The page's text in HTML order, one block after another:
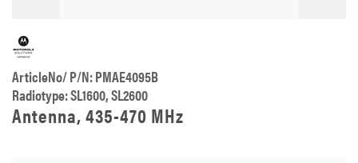
ArticleNo/ P/N: PMAE4095B
Radiotype: SL1600, SL2600
Antenna, 435-470 MHz